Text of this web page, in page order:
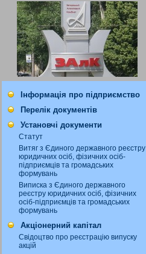
Інформація про підприємство
Перелік документів
Установчі документи
Статут
Витяг з Єдиного державного реєстру
юридичних осіб, фізичних осіб-
підприємців та громадських
формувань
Виписка з Єдиного державного
реєстру юридичних осіб, фізичних
осіб-підприємців та громадських
формувань
Акціонерний капітал
Свідоцтво про реєстрацію випуску
акцій